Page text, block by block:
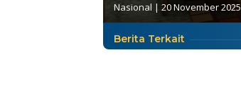
Nasional | 20 November 2025
Berita Terkait